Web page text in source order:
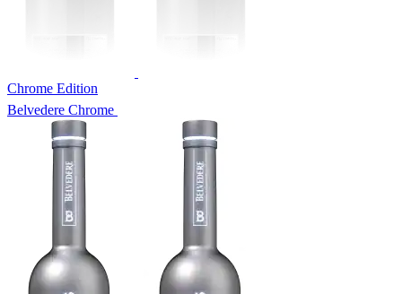
Chrome Edition
Belvedere Chrome